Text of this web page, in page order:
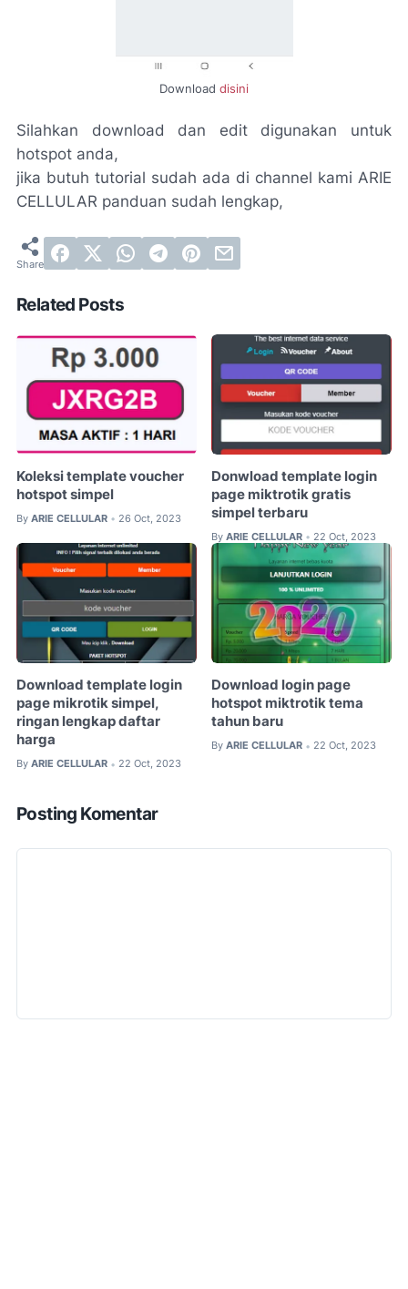
Download disini
Silahkan download dan edit digunakan untuk
hotspot anda,
jika butuh tutorial sudah ada di channel kami ARIE
CELLULAR panduan sudah lengkap,
Related Posts
Koleksi template voucher
hotspot simpel
By ARIE CELLULAR • 26 Oct, 2023
Donwload template login
page miktrotik gratis
simpel terbaru
By ARIE CELLULAR • 22 Oct, 2023
Download template login
page mikrotik simpel,
ringan lengkap daftar
harga
By ARIE CELLULAR • 22 Oct, 2023
Download login page
hotspot miktrotik tema
tahun baru
By ARIE CELLULAR • 22 Oct, 2023
Posting Komentar